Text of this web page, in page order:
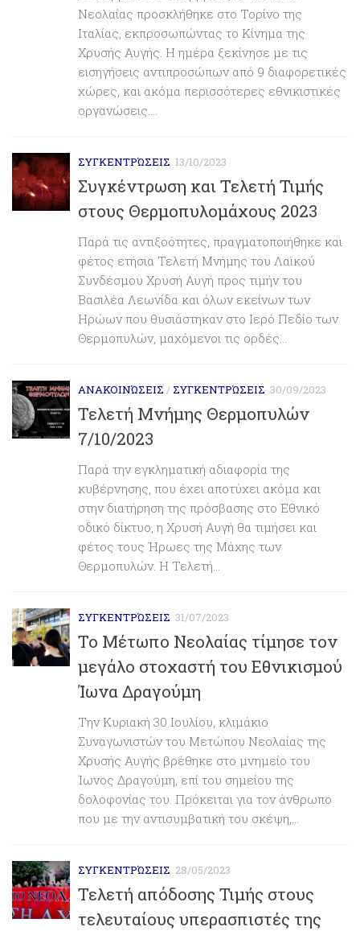
Νεολαίας προσκλήθηκε στο Τορίνο της
Ιταλίας, εκπροσωπώντας το Κίνημα της
Χρυσής Αυγής. Η ημέρα ξεκίνησε με τις
εισηγήσεις αντιπροσώπων από 9 διαφορετικές
χώρες, και ακόμα περισσότερες εθνικιστικές
οργανώσεις....
ΣΥΓΚΕΝΤΡΏΣΕΙΣ 13/10/2023
Συγκέντρωση και Τελετή Τιμής
στους Θερμοπυλομάχους 2023
Παρά τις αντιξοότητες, πραγματοποιήθηκε και
φέτος ετήσια Τελετή Μνήμης του Λαϊκού
Συνδέσμου Χρυσή Αυγή προς τιμήν του
Βασιλέα Λεωνίδα και όλων εκείνων των
Ηρώων που θυσιάστηκαν στο Ιερό Πεδίο των
Θερμοπυλών, μαχόμενοι τις ορδές...
ΑΝΑΚΟΙΝΏΣΕΙΣ / ΣΥΓΚΕΝΤΡΏΣΕΙΣ 30/09/2023
Τελετή Μνήμης Θερμοπυλών
7/10/2023
Παρά την εγκληματική αδιαφορία της
κυβέρνησης, που έχει αποτύχει ακόμα και
στην διατήρηση της πρόσβασης στο Εθνικό
οδικό δίκτυο, η Χρυσή Αυγή θα τιμήσει και
φέτος τους Ήρωες της Μάχης των
Θερμοπυλών. Η Τελετή...
ΣΥΓΚΕΝΤΡΏΣΕΙΣ 31/07/2023
Το Μέτωπο Νεολαίας τίμησε τον
μεγάλο στοχαστή του Εθνικισμού
Ίωνα Δραγούμη
Την Κυριακή 30 Ιουλίου, κλιμάκιο
Συναγωνιστών του Μετώπου Νεολαίας της
Χρυσής Αυγής βρέθηκε στο μνημείο του
Ίωνος Δραγούμη, επί του σημείου της
δολοφονίας του. Πρόκειται για τον άνθρωπο
που με την αντισυμβατική του σκέψη,...
ΣΥΓΚΕΝΤΡΏΣΕΙΣ 28/05/2023
Τελετή απόδοσης Τιμής στους
τελευταίους υπερασπιστές της